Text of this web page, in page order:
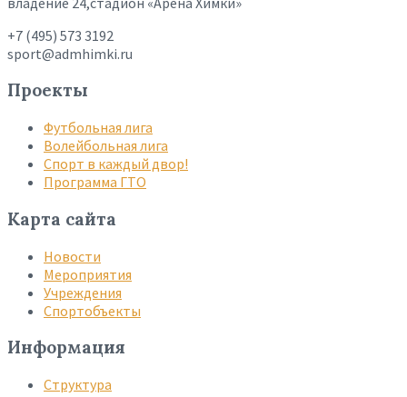
+7 (495) 573 3192
sport@admhimki.ru
Проекты
Футбольная лига
Волейбольная лига
Спорт в каждый двор!
Программа ГТО
Карта сайта
Новости
Мероприятия
Учреждения
Спортобъекты
Информация
Структура